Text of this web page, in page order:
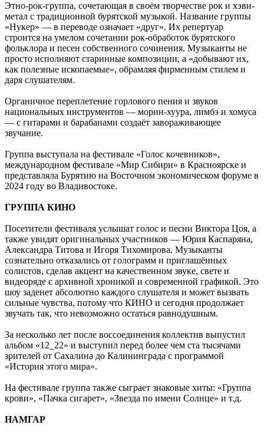
Этно-рок-группа, сочетающая в своём творчестве рок и хэви-
метал с традиционной бурятской музыкой. Название группы
«Нукер» — в переводе означает «друг». Их репертуар
строится на умелом сочетании рок-обработок бурятского
фольклора и песен собственного сочинения. Музыканты не
просто исполняют старинные композиции, а «добывают их,
как полезные ископаемые», обрамляя фирменным стилем и
даря слушателям.
Органичное переплетение горлового пения и звуков
национальных инструментов — морин-хуура, лимбэ и хомуса
— с гитарами и барабанами создаёт завораживающее
звучание.
Группа выступала на фестивале «Голос кочевников»,
международном фестивале «Мир Сибири» в Красноярске и
представляла Бурятию на Восточном экономическом форуме в
2024 году во Владивостоке.
ГРУППА КИНО
Посетители фестиваля услышат голос и песни Виктора Цоя, а
также увидят оригинальных участников — Юрия Каспаряна,
Александра Титова и Игоря Тихомирова. Музыканты
сознательно отказались от голограмм и приглашённых
солистов, сделав акцент на качественном звуке, свете и
видеоряде с архивной хроникой и современной графикой. Это
шоу заденет абсолютно каждого слушателя и может вызвать
сильные чувства, потому что КИНО и сегодня продолжает
звучать так, что невозможно остаться равнодушным.
За несколько лет после воссоединения коллектив выпустил
альбом «12_22» и выступил перед более чем ста тысячами
зрителей от Сахалина до Калининграда с программой
«История этого мира».
На фестивале группа также сыграет знаковые хиты: «Группа
крови», «Пачка сигарет», «Звезда по имени Солнце» и т.д.
НАМГАР